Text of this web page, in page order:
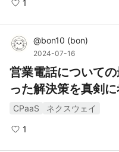
1
@bon10 (bon)
2024-07-16
営業電話について
った解決策を真剣
CPaaS ネクスウェイ
1